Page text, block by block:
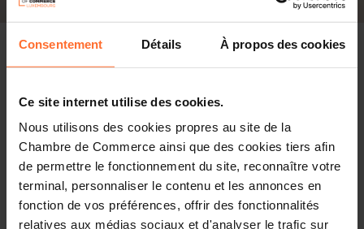
Consentement Détails À propos des cookies
Ce site internet utilise des cookies.
Nous utilisons des cookies propres au site de la
Chambre de Commerce ainsi que des cookies tiers afin
de permettre le fonctionnement du site, reconnaître votre
terminal, personnaliser le contenu et les annonces en
fonction de vos préférences, offrir des fonctionnalités
relatives aux médias sociaux et d'analyser le trafic sur